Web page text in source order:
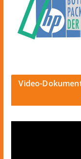
Video-